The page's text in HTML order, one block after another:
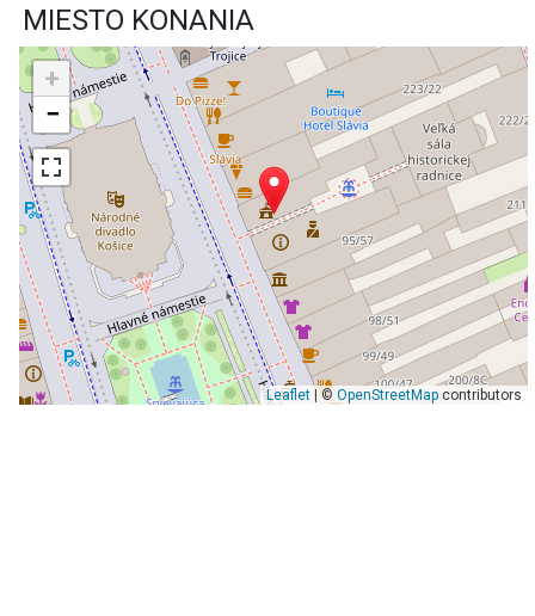
MIESTO KONANIA
+
−
Leaflet| © OpenStreetMapcontributors